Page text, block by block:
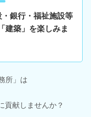
銀行・福祉施設等
建築」を楽しみま
所」は
貢献しませんか？